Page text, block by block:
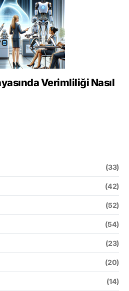
Verimliliği Nasıl
(33)
(42)
(52)
(54)
(23)
(20)
(14)